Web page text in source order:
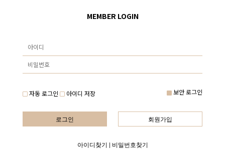
MEMBER LOGIN
자동 로그인 아이디 저장 보안 로그인
로그인 회원가입
아이디찾기 비밀번호찾기